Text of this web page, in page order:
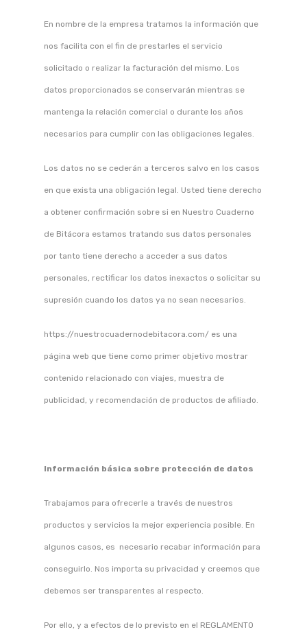
En nombre de la empresa tratamos la información que
nos facilita con el fin de prestarles el servicio
solicitado o realizar la facturación del mismo. Los
datos proporcionados se conservarán mientras se
mantenga la relación comercial o durante los años
necesarios para cumplir con las obligaciones legales.
Los datos no se cederán a terceros salvo en los casos
en que exista una obligación legal. Usted tiene derecho
a obtener confirmación sobre si en Nuestro Cuaderno
de Bitácora estamos tratando sus datos personales
por tanto tiene derecho a acceder a sus datos
personales, rectificar los datos inexactos o solicitar su
supresión cuando los datos ya no sean necesarios.
https://nuestrocuadernodebitacora.com/ es una
página web que tiene como primer objetivo mostrar
contenido relacionado con viajes, muestra de
publicidad, y recomendación de productos de afiliado.
Información básica sobre protección de datos
Trabajamos para ofrecerle a través de nuestros
productos y servicios la mejor experiencia posible. En
algunos casos, es necesario recabar información para
conseguirlo. Nos importa su privacidad y creemos que
debemos ser transparentes al respecto.
Por ello, y a efectos de lo previsto en el REGLAMENTO